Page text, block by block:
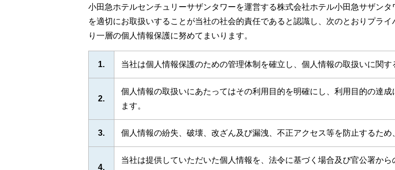
小田急ホテルセンチュリーサザンタワーを運営する株式会社ホテル小田急サザン
を適切にお取扱いすることが当社の社会的責任であると認識し、次のとおりプラ
り一層の個人情報保護に努めてまいります。
1. 当社は個人情報保護のための管理体制を確立し、個人情報の取扱いに関す
2.
個人情報の取扱いにあたってはその利用目的を明確にし、利用目的の達
ます。
3. 個人情報の紛失、破壊、改ざん及び漏洩、不正アクセス等を防止するため
4.
当社は提供していただいた個人情報を、法令に基づく場合及び官公署か